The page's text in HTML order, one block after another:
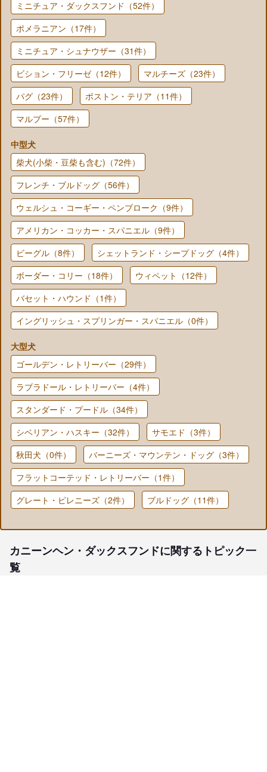
ミニチュア・ダックスフンド（52件）
ポメラニアン（17件）
ミニチュア・シュナウザー（31件）
ビション・フリーゼ（12件）
マルチーズ（23件）
パグ（23件）
ボストン・テリア（11件）
マルプー（57件）
中型犬
柴犬(小柴・豆柴も含む)（72件）
フレンチ・ブルドッグ（56件）
ウェルシュ・コーギー・ペンブローク（9件）
アメリカン・コッカー・スパニエル（9件）
ビーグル（8件）
シェットランド・シープドッグ（4件）
ボーダー・コリー（18件）
ウィペット（12件）
バセット・ハウンド（1件）
イングリッシュ・スプリンガー・スパニエル（0件）
大型犬
ゴールデン・レトリーバー（29件）
ラブラドール・レトリーバー（4件）
スタンダード・プードル（34件）
シベリアン・ハスキー（32件）
サモエド（3件）
秋田犬（0件）
バーニーズ・マウンテン・ドッグ（3件）
フラットコーテッド・レトリーバー（1件）
グレート・ピレニーズ（2件）
ブルドッグ（11件）
カニーンヘン・ダックスフンドに関するトピック一
覧